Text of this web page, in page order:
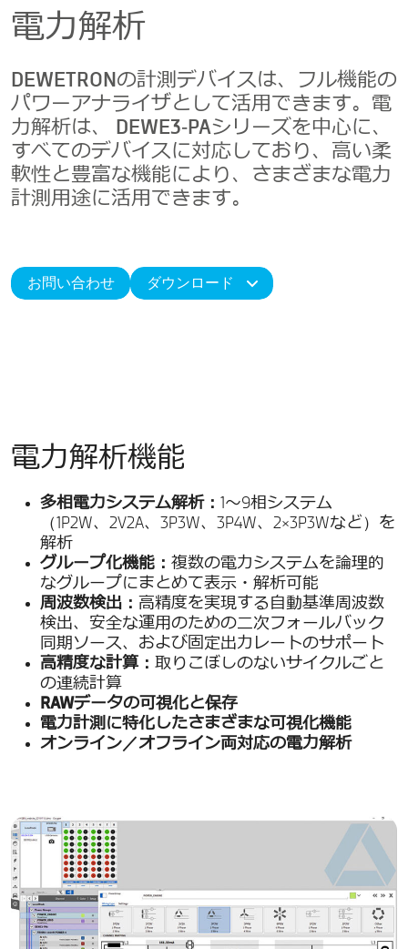
電力解析
DEWETRONの計測デバイスは、フル機能の
パワーアナライザとして活用できます。電
力解析は、 DEWE3‑PAシリーズを中心に、
すべてのデバイスに対応しており、高い柔
軟性と豊富な機能により、さまざまな電力
計測用途に活用できます。
お問い合わせ ダウンロード
電力解析機能
多相電力システム解析： 1〜9相システム
（1P2W、2V2A、3P3W、3P4W、2×3P3Wなど）を
解析
グループ化機能： 複数の電力システムを論理的
なグループにまとめて表示・解析可能
周波数検出： 高精度を実現する自動基準周波数
検出、安全な運用のための二次フォールバック
同期ソース、および固定出力レートのサポート
高精度な計算： 取りこぼしのないサイクルごと
の連続計算
RAWデータの可視化と保存
電力計測に特化したさまざまな可視化機能
オンライン／オフライン両対応の電力解析